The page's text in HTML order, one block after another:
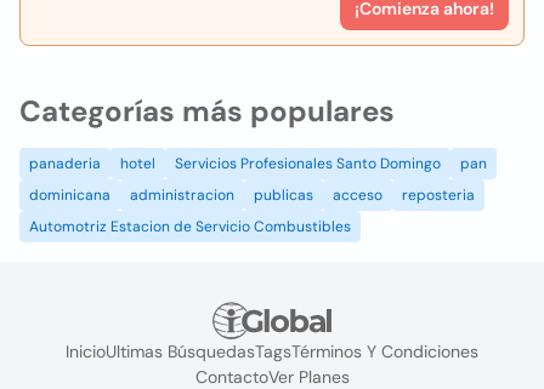
¡Comienza ahora!
Categorías más populares
panaderia hotel Servicios Profesionales Santo Domingo
pan
dominicana
administracion publicas acceso
reposteria
Automotriz Estacion de Servicio Combustibles
InicioUltimas BúsquedasTagsTérminos Y Condiciones
ContactoVer Planes